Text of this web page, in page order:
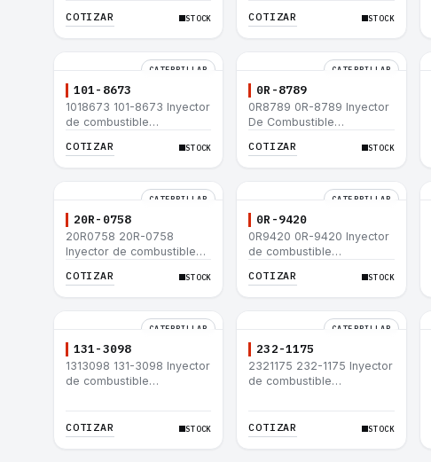
IT12B IT14F IT14B 910E
COTIZAR STOCK
IT12B IT14F IT14B 910E
COTIZAR STOCK
CATERPILLAR
101-8673
1018673 101-8673 Inyector
de combustible
3114 3116
COTIZAR STOCK
CATERPILLAR
0R-8789
0R8789 0R-8789 Inyector
De Combustible
3406B 3406C RM-350B
COTIZAR STOCK
CATERPILLAR
20R-0758
20R0758 20R-0758
Inyector de combustible
775D D9R D10R 657E 631E
COTIZAR STOCK
CATERPILLAR
0R-9420
0R9420 0R-9420 Inyector
de combustible
775D D9R D10R 657E 631E
COTIZAR STOCK
CATERPILLAR
131-3098
1313098 131-3098 Inyector
de combustible
988F II
COTIZAR STOCK
CATERPILLAR
232-1175
2321175 232-1175 Inyector
de combustible
988F II
COTIZAR STOCK